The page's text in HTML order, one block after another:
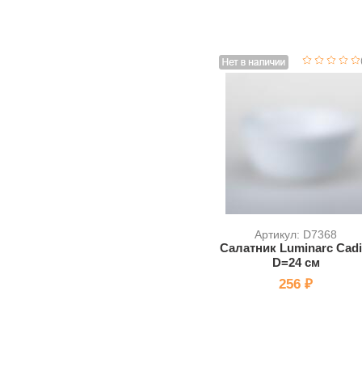
Артикул: D7368
Салатник Luminarc
D=24 см
256 ₽